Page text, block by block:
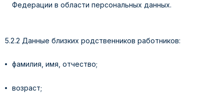
Федерации в области персональных данных.
5.2.2 Данные близких родственников работников:
фамилия, имя, отчество;
возраст;